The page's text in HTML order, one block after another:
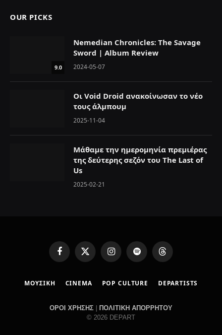
OUR PICKS
9.0
Nemedian Chronicles: The Savage
Sword | Album Review
2024-05-07
Οι Void Droid ανακοίνωσαν το νέο
τους άλμπουμ
2025-11-04
Μάθαμε την ημερομηνία πρεμιέρας
της δεύτερης σεζόν του The Last of
Us
2025-02-21
F
o
X
w
t
e
I
t
r
a
S
t
y
T
e
s
ΜΟΥΣΙΚΗ CINEMA POP CULTURE DEPARTISTS
ΟΡΟΙ ΧΡΗΣΗΣ
ΠΟΛΙΤΙΚΗ ΑΠΟΡΡΗΤΟΥ
© 2026 DEPART